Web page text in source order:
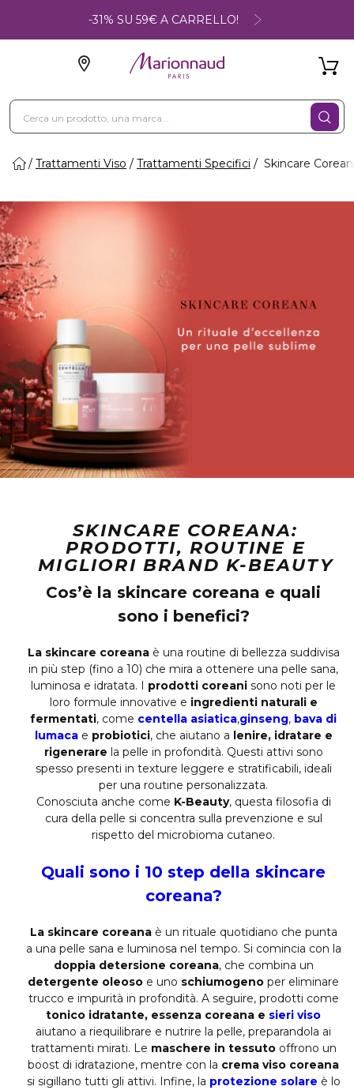
-31% SU 59€ A CARRELLO!
Trattamenti Viso Trattamenti Specifici Skincare
SKINCARE COREANA:
PRODOTTI, ROUTINE E
MIGLIORI BRAND K-BEAUTY
Cos’è la skincare coreana e quali
sono i benefici?
La skincare coreanaè una routine di bellezza suddivisa
in più step (fino a 10) che mira a ottenere una pelle sana,
luminosa e idratata. I prodotti coreani sono noti per le
loro formule innovative e ingredienti naturali e
fermentati, come centella asiatica,ginseng, bava di
lumacae probiotici, che aiutano a lenire, idratare e
rigenerare la pelle in profondità. Questi attivi sono
spesso presenti in texture leggere e stratificabili, ideali
per una routine personalizzata.
Conosciuta anche come K-Beauty, questa filosofia di
cura della pelle si concentra sulla prevenzione e sul
rispetto del microbioma cutaneo.
Quali sono i 10 step della skincare
coreana?
La skincare coreanaè un rituale quotidiano che punta
a una pelle sana e luminosa nel tempo. Si comincia con la
doppia detersione coreana, che combina un
detergente oleoso e uno schiumogeno per eliminare
trucco e impurità in profondità. A seguire, prodotti come
tonico idratante, essenza coreana e sieri viso
aiutano a riequilibrare e nutrire la pelle, preparandola ai
trattamenti mirati. Le maschere in tessutooffrono un
boost di idratazione, mentre con la crema viso coreana
si sigillano tutti gli attivi. Infine, la protezione solare è lo